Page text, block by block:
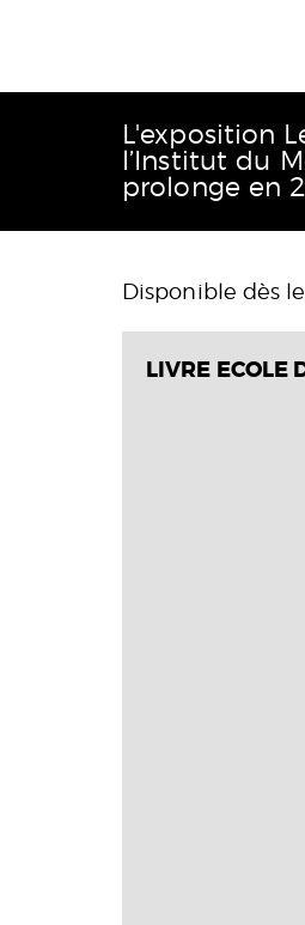
L'exposition
l’Institut du
prolonge en
Disponible dès
LIVRE ECOLE